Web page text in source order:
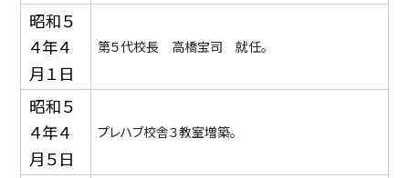
昭和５
４年４
月１日
第５代校長 高橋宝司 就任。
昭和５
４年４
月５日
プレハブ校舎３教室増築。